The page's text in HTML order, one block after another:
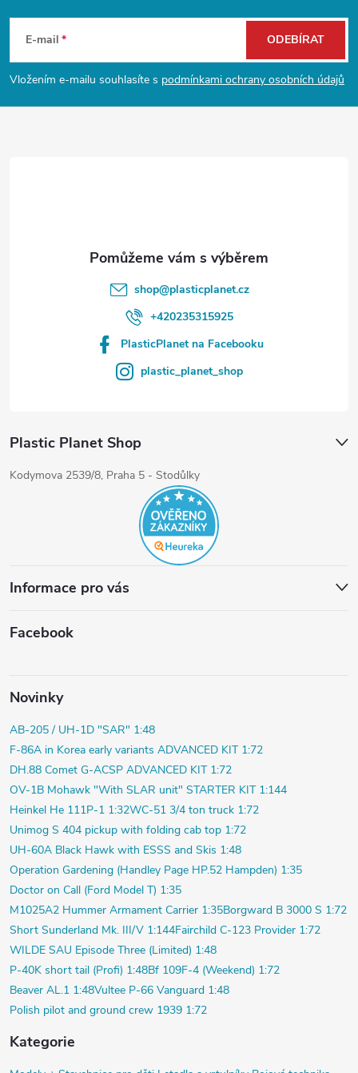
p
a
E-mail
Vložením e-mailu souhlasíte s podmínkami ochrany osobních údajů
ODEBÍRAT
shop@plasticplanet.cz
+420235315925
PlasticPlanet na Facebooku
plastic_planet_shop
Plastic Planet Shop
Kodymova 2539/8, Praha 5 - Stodůlky
Informace pro vás
Facebook
Novinky
AB-205 / UH-1D "SAR" 1:48
F-86A in Korea early variants ADVANCED KIT 1:72
DH.88 Comet G-ACSP ADVANCED KIT 1:72
OV-1B Mohawk "With SLAR unit" STARTER KIT 1:144
Heinkel He 111P-1 1:32WC-51 3/4 ton truck 1:72
Unimog S 404 pickup with folding cab top 1:72
UH-60A Black Hawk with ESSS and Skis 1:48
Operation Gardening (Handley Page HP.52 Hampden) 1:35
Doctor on Call (Ford Model T) 1:35
M1025A2 Hummer Armament Carrier 1:35Borgward B 3000 S 1:72
Short Sunderland Mk. III/V 1:144Fairchild C-123 Provider 1:72
WILDE SAU Episode Three (Limited) 1:48
P-40K short tail (Profi) 1:48Bf 109F-4 (Weekend) 1:72
Beaver AL.1 1:48Vultee P-66 Vanguard 1:48
Polish pilot and ground crew 1939 1:72
Kategorie